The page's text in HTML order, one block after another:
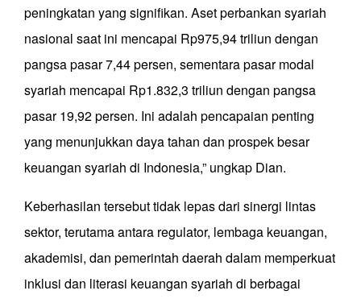
peningkatan yang signifikan. Aset perbankan syariah
nasional saat ini mencapai Rp975,94 triliun dengan
pangsa pasar 7,44 persen, sementara pasar modal
syariah mencapai Rp1.832,3 triliun dengan pangsa
pasar 19,92 persen. Ini adalah pencapaian penting
yang menunjukkan daya tahan dan prospek besar
keuangan syariah di Indonesia,” ungkap Dian.
Keberhasilan tersebut tidak lepas dari sinergi lintas
sektor, terutama antara regulator, lembaga keuangan,
akademisi, dan pemerintah daerah dalam memperkuat
inklusi dan literasi keuangan syariah di berbagai